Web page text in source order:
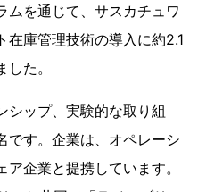
ムを通じて、サスカチュワ
在庫管理技術の導入に約2.1
た。
シップ、実験的な取り組
です。企業は、オペレーシ
企業と提携しています。